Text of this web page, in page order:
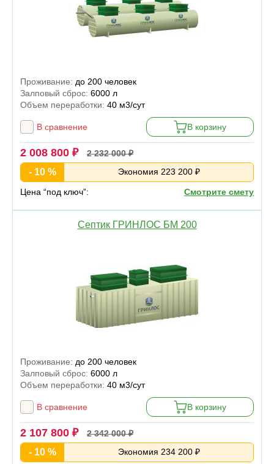
Проживание: до 200 человек
Залповый сброс: 6000 л
Объем переработки: 40 м3/сут
В сравнение В корзину
2 008 800 ₽ 2 232 000 ₽
- 10 % Экономия 223 200 ₽
Цена “под ключ”: Смотрите смету
Септик ГРИНЛОС БМ 200
Проживание: до 200 человек
Залповый сброс: 6000 л
Объем переработки: 40 м3/сут
В сравнение В корзину
2 107 800 ₽ 2 342 000 ₽
- 10 % Экономия 234 200 ₽